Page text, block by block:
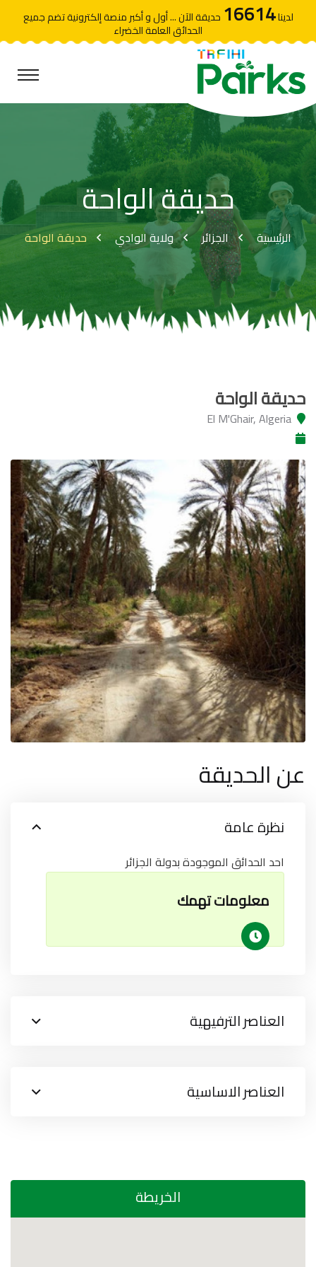
لدينا16614 حديقة الآن ... أول و أكبر منصة إلكترونية تضم جميع
الحدائق العامة الخضراء
حديقة الواحة
الرئيسية الجزائر ولاية الوادي حديقة الواحة
حديقة الواحة
El M'Ghair, Algeria
عن الحديقة
نظرة عامة
احد الحدائق الموجودة بدولة الجزائر
معلومات تهمك
العناصر الترفيهية
العناصر الاساسية
الخريطة